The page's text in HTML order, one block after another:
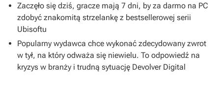
Zaczęło się dziś, gracze mają 7 dni, by za darmo na PC
zdobyć znakomitą strzelankę z bestsellerowej serii
Ubisoftu
Popularny wydawca chce wykonać zdecydowany zwrot
w tył, na który odważa się niewielu. To odpowiedź na
kryzys w branży i trudną sytuację Devolver Digital